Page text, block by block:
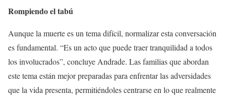
Rompiendo el tabú
Aunque la muerte es un tema difícil, normalizar esta conversación
es fundamental. “Es un acto que puede traer tranquilidad a todos
los involucrados”, concluye Andrade. Las familias que abordan
este tema están mejor preparadas para enfrentar las adversidades
que la vida presenta, permitiéndoles centrarse en lo que realmente